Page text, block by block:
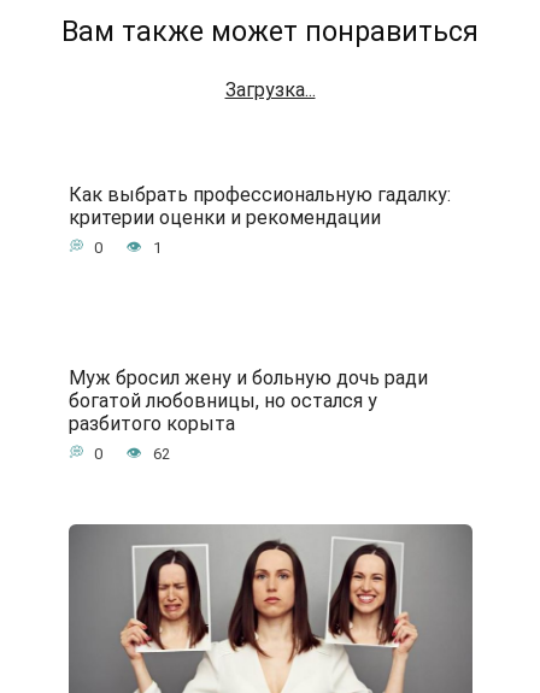
Вам также может понравиться
Загрузка...
Как выбрать профессиональную гадалку:
критерии оценки и рекомендации
0 1
Муж бросил жену и больную дочь ради
богатой любовницы, но остался у
разбитого корыта
0 62